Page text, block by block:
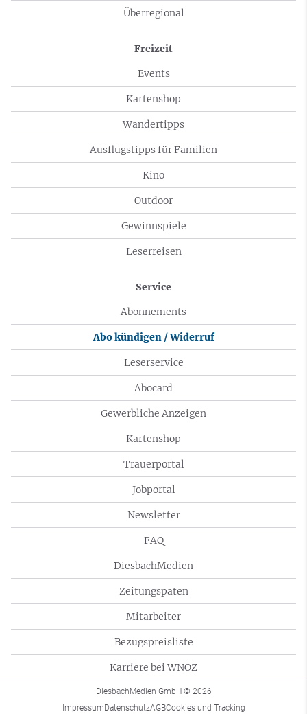
Überregional
Freizeit
Events
Kartenshop
Wandertipps
Ausflugstipps für Familien
Kino
Outdoor
Gewinnspiele
Leserreisen
Service
Abonnements
Abo kündigen / Widerruf
Leserservice
Abocard
Gewerbliche Anzeigen
Kartenshop
Trauerportal
Jobportal
Newsletter
FAQ
DiesbachMedien
Zeitungspaten
Mitarbeiter
Bezugspreisliste
Karriere bei WNOZ
DiesbachMedien GmbH © 2026
ImpressumDatenschutzAGBCookies und Tracking